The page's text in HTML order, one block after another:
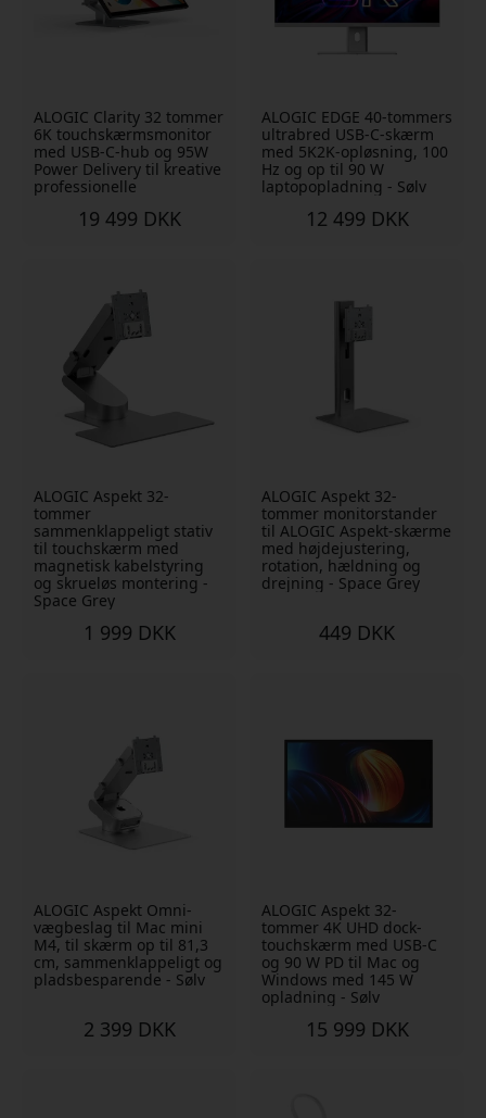
ALOGIC Clarity 32 tommer
6K touchskærmsmonitor
med USB-C-hub og 95W
Power Delivery til kreative
professionelle
19 499 DKK
ALOGIC EDGE 40-tommers
ultrabred USB-C-skærm
med 5K2K-opløsning, 100
Hz og op til 90 W
laptopopladning - Sølv
12 499 DKK
ALOGIC Aspekt 32-
tommer
sammenklappeligt stativ
til touchskærm med
magnetisk kabelstyring
og skrueløs montering -
Space Grey
1 999 DKK
ALOGIC Aspekt 32-
tommer monitorstander
til ALOGIC Aspekt-skærme
med højdejustering,
rotation, hældning og
drejning - Space Grey
449 DKK
ALOGIC Aspekt Omni-
vægbeslag til Mac mini
M4, til skærm op til 81,3
cm, sammenklappeligt og
pladsbesparende - Sølv
2 399 DKK
ALOGIC Aspekt 32-
tommer 4K UHD dock-
touchskærm med USB-C
og 90 W PD til Mac og
Windows med 145 W
opladning - Sølv
15 999 DKK